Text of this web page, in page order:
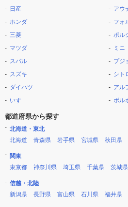
日産
ホンダ
三菱
マツダ
スバル
スズキ
ダイハツ
いすゞ
アウ
フォ
ポル
ミニ
プジ
シト
アル
ボル
都道府県から探す
北海道・東北
北海道
青森県 岩手県 宮城県 秋田県
関東
東京都
神奈川県 埼玉県 千葉県 茨城県
信越・北陸
新潟県
長野県 富山県 石川県 福井県